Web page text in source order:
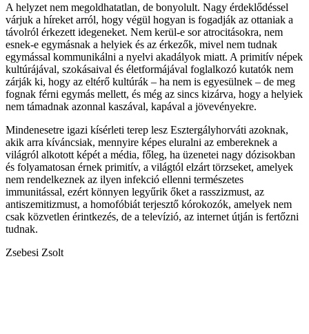
A helyzet nem megoldhatatlan, de bonyolult. Nagy érdeklődéssel
várjuk a híreket arról, hogy végül hogyan is fogadják az ottaniak a
távolról érkezett idegeneket. Nem kerül-e sor atrocitásokra, nem
esnek-e egymásnak a helyiek és az érkezők, mivel nem tudnak
egymással kommunikálni a nyelvi akadályok miatt. A primitív népek
kultúrájával, szokásaival és életformájával foglalkozó kutatók nem
zárják ki, hogy az eltérő kultúrák – ha nem is egyesülnek – de meg
fognak férni egymás mellett, és még az sincs kizárva, hogy a helyiek
nem támadnak azonnal kaszával, kapával a jövevényekre.
Mindenesetre igazi kísérleti terep lesz Esztergályhorváti azoknak,
akik arra kíváncsiak, mennyire képes eluralni az embereknek a
világról alkotott képét a média, főleg, ha üzenetei nagy dózisokban
és folyamatosan érnek primitív, a világtól elzárt törzseket, amelyek
nem rendelkeznek az ilyen infekció ellenni természetes
immunitással, ezért könnyen legyűrik őket a rasszizmust, az
antiszemitizmust, a homofóbiát terjesztő kórokozók, amelyek nem
csak közvetlen érintkezés, de a televízió, az internet útján is fertőzni
tudnak.
Zsebesi Zsolt